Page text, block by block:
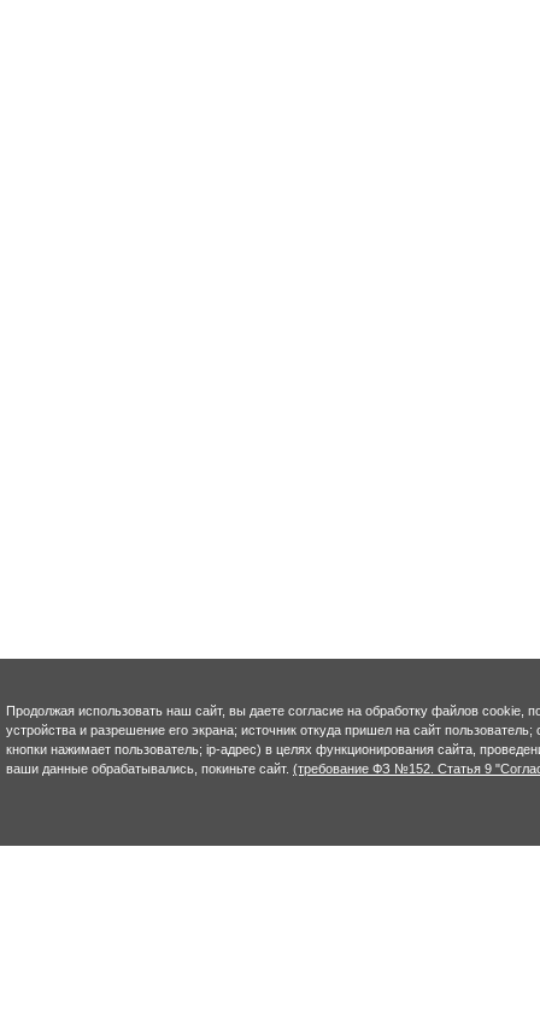
Продолжая использовать наш сайт, вы даете согласие на обработку файлов cookie,
устройства и разрешение его экрана; источник откуда пришел на сайт
кнопки нажимает пользователь; ip-адрес) в целях функционирования сайта,
ваши данные обрабатывались, покиньте сайт. (требование ФЗ №152. Статья 9